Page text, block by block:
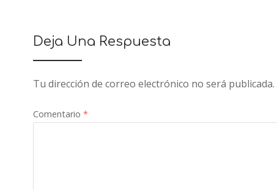
Deja Una Respuesta
Tu dirección de correo electrónico no será publicada.
Comentario *